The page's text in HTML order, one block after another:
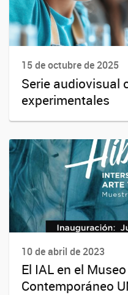
15 de octubre de 2025
Serie audiovisual
experimentales
10 de abril de 2023
El IAL en el
Contemporáneo